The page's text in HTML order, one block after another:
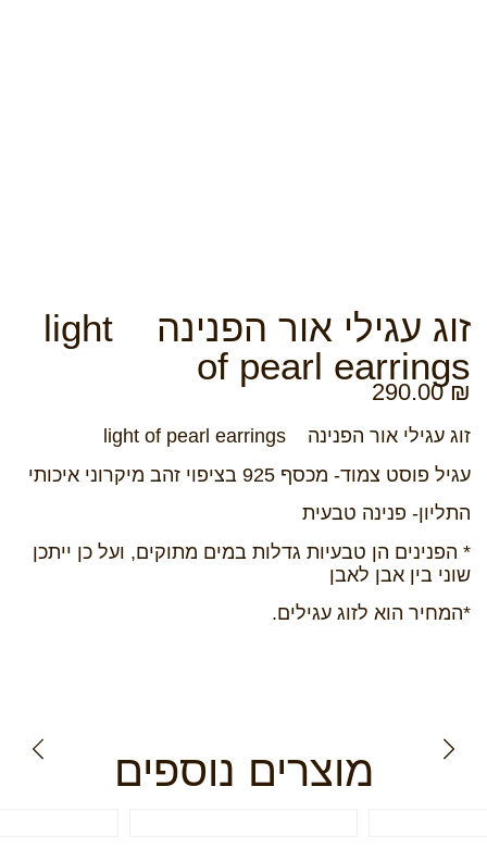
זוג עגילי אור הפנינה light
of pearl earrings
290.00₪
זוג עגילי אור הפנינה light of pearl earrings
עגיל פוסט צמוד- מכסף 925 בציפוי זהב מיקרוני איכותי
התליון- פנינה טבעית
* הפנינים הן טבעיות גדלות במים מתוקים, ועל כן ייתכן
שוני בין אבן לאבן
*המחיר הוא לזוג עגילים.
מוצרים נוספים